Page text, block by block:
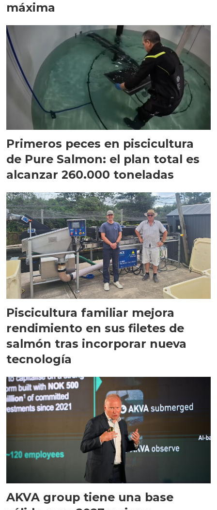
máxima
Primeros peces en piscicultura
de Pure Salmon: el plan total es
alcanzar 260.000 toneladas
Piscicultura familiar mejora
rendimiento en sus filetes de
salmón tras incorporar nueva
tecnología
AKVA group tiene una base